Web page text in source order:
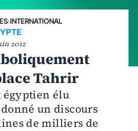
›INTERNATIONAL
2012
Tahrir
élu
un discours
de milliers de